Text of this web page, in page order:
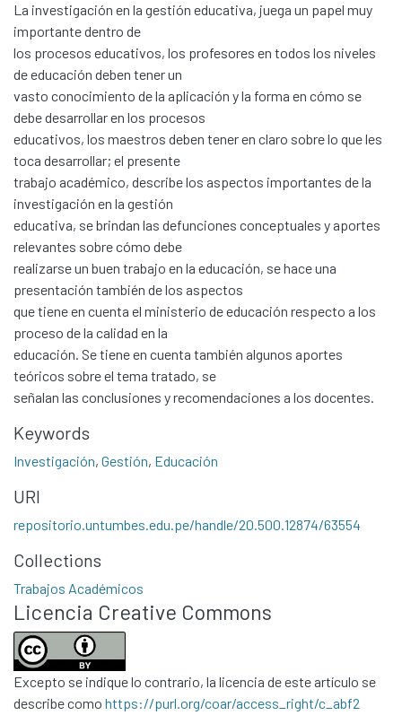
All of DSpace
Statistics
Contacto
Políticas
La investigación en la gestión educativa, juega un papel muy
importante dentro de
los procesos educativos, los profesores en todos los niveles
de educación deben tener un
vasto conocimiento de la aplicación y la forma en cómo se
debe desarrollar en los procesos
educativos, los maestros deben tener en claro sobre lo que les
toca desarrollar; el presente
trabajo académico, describe los aspectos importantes de la
investigación en la gestión
educativa, se brindan las defunciones conceptuales y aportes
relevantes sobre cómo debe
realizarse un buen trabajo en la educación, se hace una
presentación también de los aspectos
que tiene en cuenta el ministerio de educación respecto a los
proceso de la calidad en la
educación. Se tiene en cuenta también algunos aportes
teóricos sobre el tema tratado, se
señalan las conclusiones y recomendaciones a los docentes.
Keywords
Investigación, Gestión, Educación
URI
repositorio.untumbes.edu.pe/handle/20.500.12874/63554
Collections
Trabajos Académicos
Licencia Creative Commons
Excepto se indique lo contrario, la licencia de este artículo se
describe como https://purl.org/coar/access_right/c_abf2